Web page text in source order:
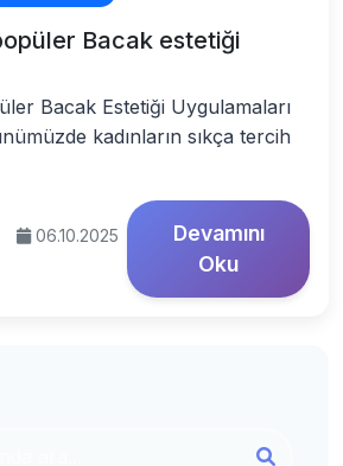
Bacak estetiği
Bacak Estetiği Uygulamaları
kadınların sıkça tercih
06.10.2025
Devamını
Oku